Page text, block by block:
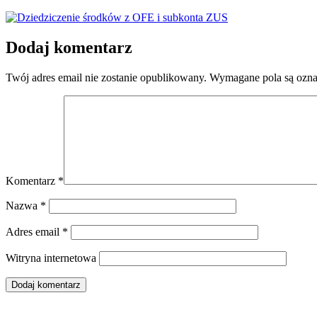
Dodaj komentarz
Twój adres email nie zostanie opublikowany. Wymagane pola są
Komentarz *
Nazwa *
Adres email *
Witryna internetowa